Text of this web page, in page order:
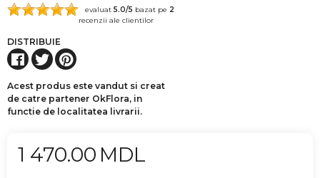
evaluat 5.0/5 bazat pe 2
recenzii ale clientilor
DISTRIBUIE
Acest produs este vandut si creat
de catre partener OkFlora, in
functie de localitatea livrarii.
1 470.00 MDL